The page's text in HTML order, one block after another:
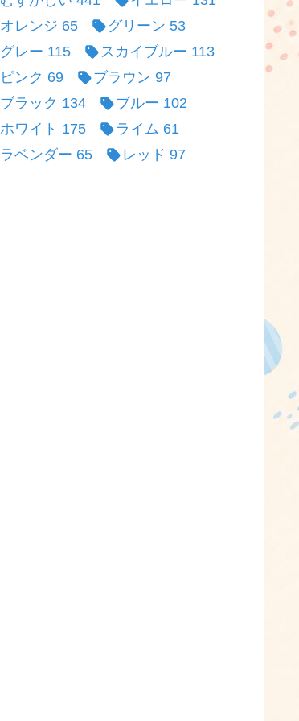
オレンジ 65 グリーン 53
グレー 115 スカイブルー 113
ピンク 69 ブラウン 97
ブラック 134 ブルー 102
ホワイト 175 ライム 61
ラベンダー 65 レッド 97